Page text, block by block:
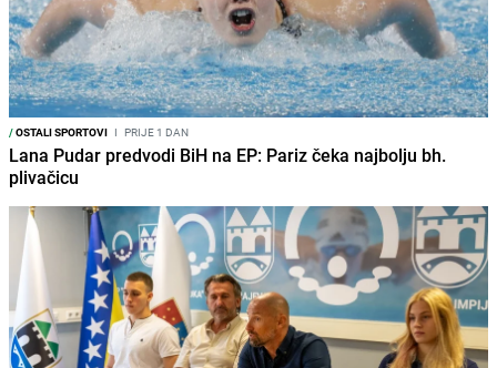
/OSTALI SPORTOVI I PRIJE 1 DAN
Lana Pudar predvodi BiH na EP: Pariz čeka najbolju bh.
plivačicu